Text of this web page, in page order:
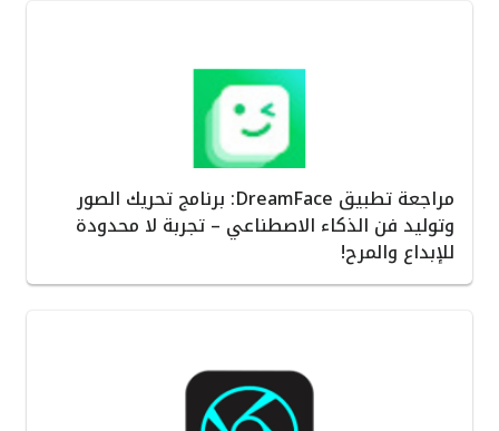
مراجعة تطبيق DreamFace: برنامج تحريك الصور
وتوليد فن الذكاء الاصطناعي – تجربة لا محدودة
للإبداع والمرح!